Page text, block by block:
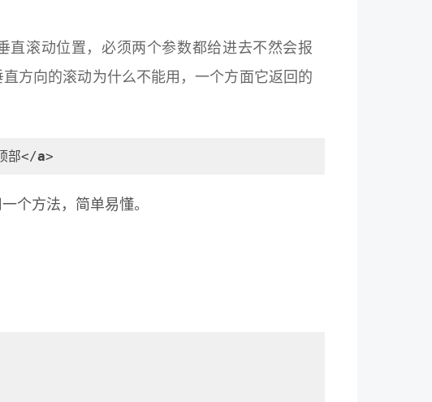
直滚动位置，必须两个参数都给进去不然会报
方向的滚动为什么不能用，一个方面它返回的
部</a>
个方法，简单易懂。